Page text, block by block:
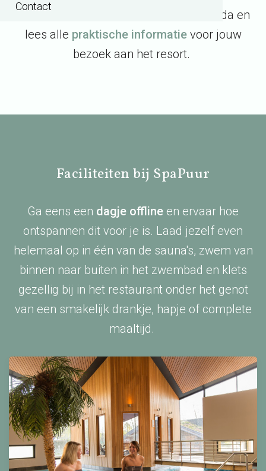
Contact
ontspannen. Ontdek de sauna nabij Breda en
lees alle praktische informatievoor jouw
bezoek aan het resort.
Faciliteiten bij SpaPuur
Ga eens een dagje offline en ervaar hoe
ontspannen dit voor je is. Laad jezelf even
helemaal op in één van de sauna's, zwem van
binnen naar buiten in het zwembad en klets
gezellig bij in het restaurant onder het genot
van een smakelijk drankje, hapje of complete
maaltijd.